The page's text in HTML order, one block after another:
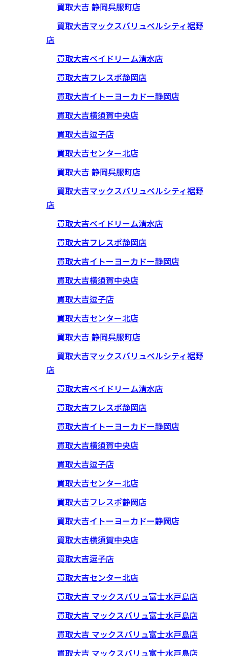
買取大吉 静岡呉服町店
買取大吉マックスバリュベルシティ裾野
店
買取大吉ベイドリーム清水店
買取大吉フレスポ静岡店
買取大吉イトーヨーカドー静岡店
買取大吉横須賀中央店
買取大吉逗子店
買取大吉センター北店
買取大吉 静岡呉服町店
買取大吉マックスバリュベルシティ裾野
店
買取大吉ベイドリーム清水店
買取大吉フレスポ静岡店
買取大吉イトーヨーカドー静岡店
買取大吉横須賀中央店
買取大吉逗子店
買取大吉センター北店
買取大吉 静岡呉服町店
買取大吉マックスバリュベルシティ裾野
店
買取大吉ベイドリーム清水店
買取大吉フレスポ静岡店
買取大吉イトーヨーカドー静岡店
買取大吉横須賀中央店
買取大吉逗子店
買取大吉センター北店
買取大吉フレスポ静岡店
買取大吉イトーヨーカドー静岡店
買取大吉横須賀中央店
買取大吉逗子店
買取大吉センター北店
買取大吉 マックスバリュ富士水戸島店
買取大吉 マックスバリュ富士水戸島店
買取大吉 マックスバリュ富士水戸島店
買取大吉 マックスバリュ富士水戸島店